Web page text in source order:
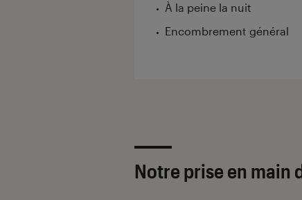
À la peine la nuit
Encombrement général
Notre prise en main